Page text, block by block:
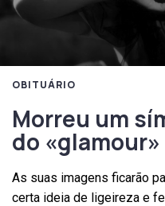
OBITUÁRIO
Morreu um
do «glamour»
As suas imagens ficarão
certa ideia de ligeireza e